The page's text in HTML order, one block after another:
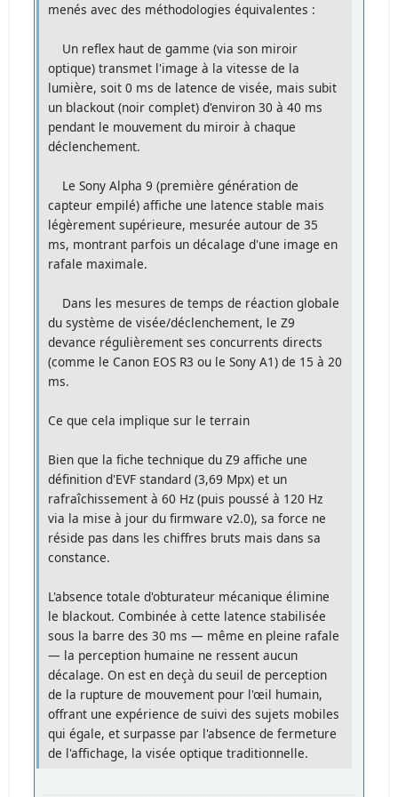
menés avec des méthodologies équivalentes :
Un reflex haut de gamme (via son miroir
optique) transmet l'image à la vitesse de la
lumière, soit 0 ms de latence de visée, mais subit
un blackout (noir complet) d'environ 30 à 40 ms
pendant le mouvement du miroir à chaque
déclenchement.
Le Sony Alpha 9 (première génération de
capteur empilé) affiche une latence stable mais
légèrement supérieure, mesurée autour de 35
ms, montrant parfois un décalage d'une image en
rafale maximale.
Dans les mesures de temps de réaction globale
du système de visée/déclenchement, le Z9
devance régulièrement ses concurrents directs
(comme le Canon EOS R3 ou le Sony A1) de 15 à 20
ms.
Ce que cela implique sur le terrain
Bien que la fiche technique du Z9 affiche une
définition d'EVF standard (3,69 Mpx) et un
rafraîchissement à 60 Hz (puis poussé à 120 Hz
via la mise à jour du firmware v2.0), sa force ne
réside pas dans les chiffres bruts mais dans sa
constance.
L'absence totale d'obturateur mécanique élimine
le blackout. Combinée à cette latence stabilisée
sous la barre des 30 ms — même en pleine rafale
— la perception humaine ne ressent aucun
décalage. On est en deçà du seuil de perception
de la rupture de mouvement pour l'œil humain,
offrant une expérience de suivi des sujets mobiles
qui égale, et surpasse par l'absence de fermeture
de l'affichage, la visée optique traditionnelle.